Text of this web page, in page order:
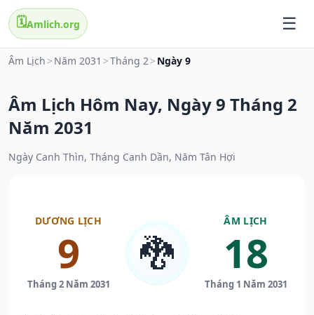
🗓️Amlich.org
Âm Lịch > Năm 2031 >Tháng 2> Ngày 9
Âm Lịch Hôm Nay, Ngày 9 Tháng 2
Năm 2031
Ngày Canh Thìn, Tháng Canh Dần, Năm Tân Hợi
DƯƠNG LỊCH
9
Tháng 2 Năm 2031
🐉
ÂM LỊCH
18
Tháng 1 Năm 2031